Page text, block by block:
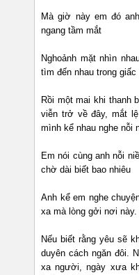
Mà giờ này em đó
ngang tầm mắt
Nghoảnh mặt nhìn
tìm đến nhau trong giấc
Rồi một mai khi thanh
viễn trở về đây, mắt
mình kể nhau nghe nỗi
Em nói cùng anh nỗi
chờ dài biết bao nhiêu
Anh kể em nghe
xa mà lòng gởi nơi này.
Nếu biết rằng yêu sẽ
duyên cách ngăn đôi.
xa người, ngày xưa